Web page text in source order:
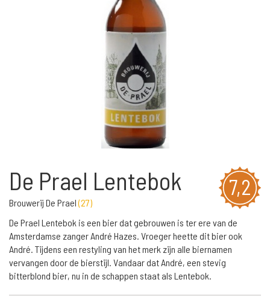
7,2
De Prael Lentebok
Brouwerij De Prael(27)
De Prael Lentebok is een bier dat gebrouwen is ter ere van de
Amsterdamse zanger André Hazes. Vroeger heette dit bier ook
André. Tijdens een restyling van het merk zijn alle biernamen
vervangen door de bierstijl. Vandaar dat André, een stevig
bitterblond bier, nu in de schappen staat als Lentebok.